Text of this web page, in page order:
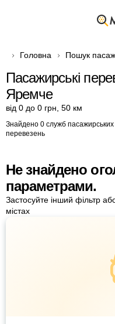
Головна Пошук
Пасажирські
Яремче
від 0 до 0 грн 50 км
Знайдено 0 служб пасажирських
перевезень
Не знайдено
параметрами.
Застосуйте інший фільтр
містах